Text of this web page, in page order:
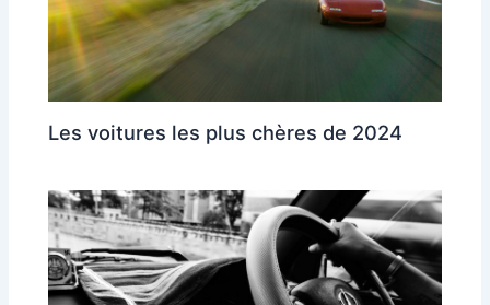
Les voitures les plus chères de 2024